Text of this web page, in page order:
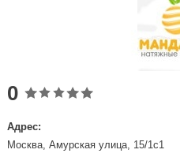
0
Адрес:
Москва, Амурская улица, 15/1с1